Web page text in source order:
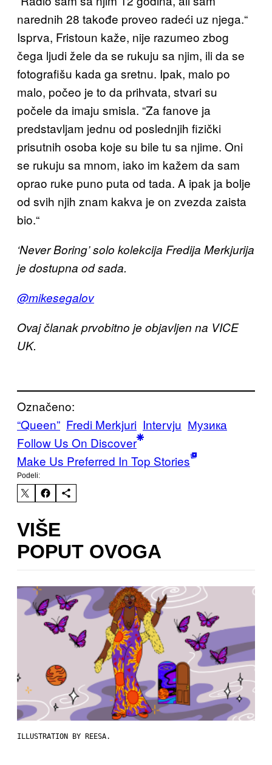
narednih 28 takođe proveo radeći uz njega.“
Isprva, Fristoun kaže, nije razumeo zbog
čega ljudi žele da se rukuju sa njim, ili da se
fotografišu kada ga sretnu. Ipak, malo po
malo, počeo je to da prihvata, stvari su
počele da imaju smisla. “Za fanove ja
predstavljam jednu od poslednjih fizički
prisutnih osoba koje su bile tu sa njime. Oni
se rukuju sa mnom, iako im kažem da sam
oprao ruke puno puta od tada. A ipak ja bolje
od svih njih znam kakva je on zvezda zaista
bio.“
‘Never Boring’ solo kolekcija Fredija Merkjurija
je dostupna od sada.
@mikesegalov
Ovaj članak prvobitno je objavljen na VICE
UK.
Označeno:
“Queen” Fredi Merkjuri Intervju Музика
Follow Us On Discover
Make Us Preferred In Top Stories
Podeli:
VIŠE
POPUT OVOGA
ILLUSTRATION BY REESA.